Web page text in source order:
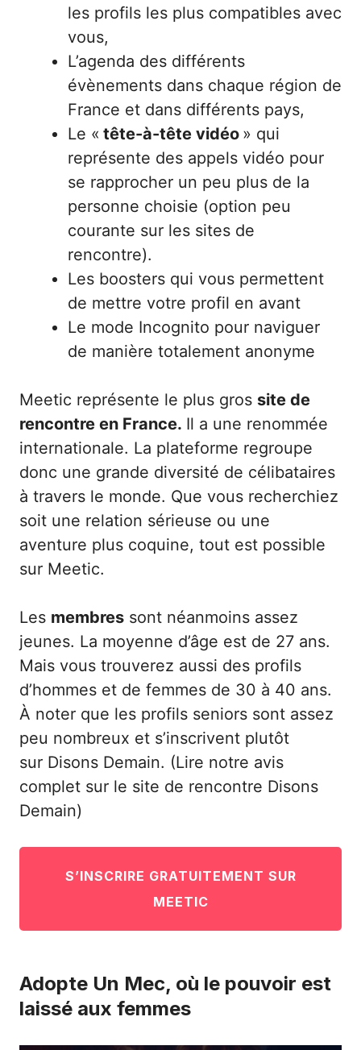
les profils les plus compatibles avec
vous,
L’agenda des différents
évènements dans chaque région de
France et dans différents pays,
Le « tête-à-tête vidéo » qui
représente des appels vidéo pour
se rapprocher un peu plus de la
personne choisie (option peu
courante sur les sites de
rencontre).
Les boosters qui vous permettent
de mettre votre profil en avant
Le mode Incognito pour naviguer
de manière totalement anonyme
Meetic représente le plus gros site de
rencontre en France. Il a une renommée
internationale. La plateforme regroupe
donc une grande diversité de célibataires
à travers le monde. Que vous recherchiez
soit une relation sérieuse ou une
aventure plus coquine, tout est possible
sur Meetic.
Les membres sont néanmoins assez
jeunes. La moyenne d’âge est de 27 ans.
Mais vous trouverez aussi des profils
d’hommes et de femmes de 30 à 40 ans.
À noter que les profils seniors sont assez
peu nombreux et s’inscrivent plutôt
sur Disons Demain. (Lire notre avis
complet sur le site de rencontre Disons
Demain)
S’INSCRIRE GRATUITEMENT SUR
MEETIC
Adopte Un Mec, où le pouvoir est
laissé aux femmes